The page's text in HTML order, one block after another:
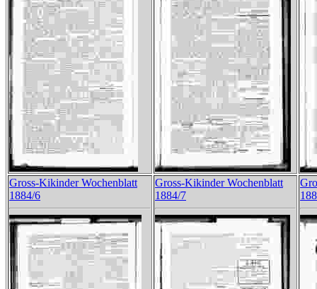
Gross-Kikinder Wochenblatt
1884/6
Gross-Kikinder Wochenblatt
1884/7